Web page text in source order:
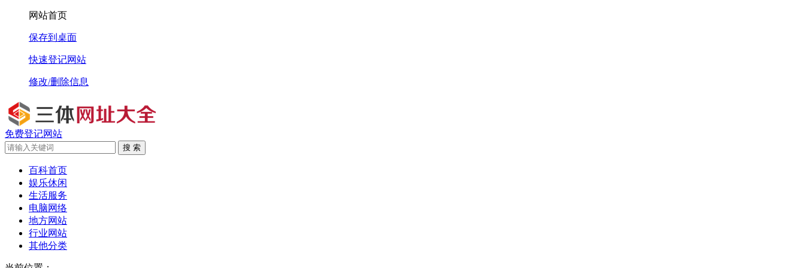
网站首页
保存到桌面
快速登记网站
修改/删除信息
免费登记网站
搜 索
百科首页
娱乐休闲
生活服务
电脑网络
地方网站
行业网站
其他分类